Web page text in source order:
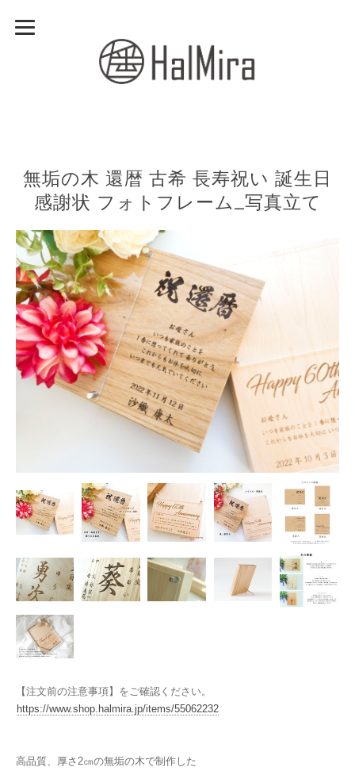
無垢の木 還暦 古希 長寿祝い 誕生日
感謝状 フォトフレーム_写真立て
【注文前の注意事項】をご確認ください。
https://www.shop.halmira.jp/items/55062232
高品質、厚さ2㎝の無垢の木で制作した